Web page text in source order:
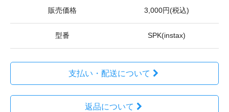
販売価格 3,000円(税込)
型番 SPK(instax)
支払い・配送について
返品について